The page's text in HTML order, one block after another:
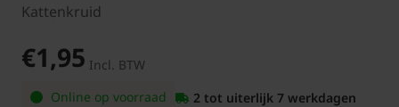
Kattenkruid
€1,95 Incl. BTW
Online op voorraad
2 tot uiterlijk 7 werkdagen